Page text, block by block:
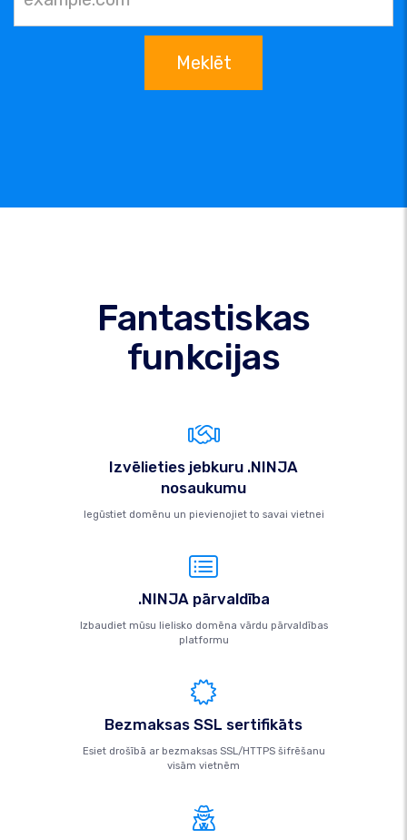
Meklēt
Fantastiskas
funkcijas
Izvēlieties jebkuru .NINJA
nosaukumu
Iegūstiet domēnu un pievienojiet to savai vietnei
.NINJA pārvaldība
Izbaudiet mūsu lielisko domēna vārdu pārvaldības
platformu
Bezmaksas SSL sertifikāts
Esiet drošībā ar bezmaksas SSL/HTTPS šifrēšanu
visām vietnēm